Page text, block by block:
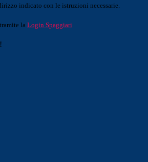
indicato con le istruzioni necessarie.
la Login Spaggiari